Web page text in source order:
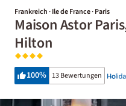
Frankreich · Ile de France · Paris
Maison Astor
Hilton
100% 13 Bewertungen